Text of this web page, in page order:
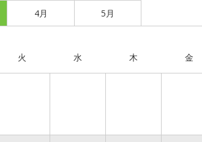
4月 5月
火 水 木 金